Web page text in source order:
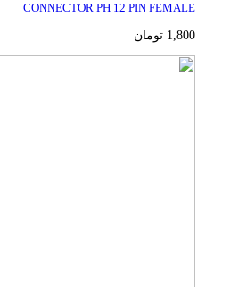
CONNECTOR PH 12 PIN FEMALE
1,800 تومان